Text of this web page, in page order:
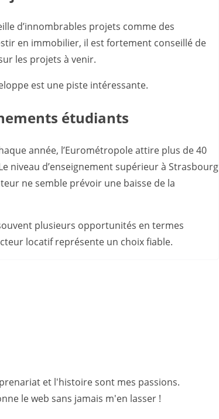
d’innombrables projets comme des
en immobilier, il est fortement conseillé de
les projets à venir.
est une piste intéressante.
étudiants
année, l’Eurométropole attire plus de 40
niveau d’enseignement supérieur à Strasbourg
ne semble prévoir une baisse de la
plusieurs opportunités en termes
locatif représente un choix fiable.
et l'histoire sont mes passions.
le web sans jamais m'en lasser !